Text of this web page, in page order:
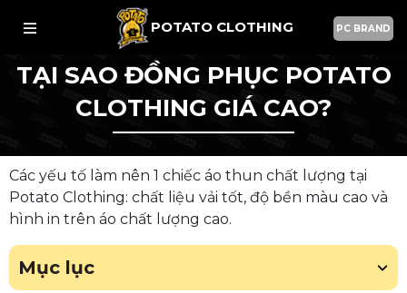
POTATO CLOTHING PC BRAND
TẠI SAO ĐỒNG PHỤC POTATO
CLOTHING GIÁ CAO?
Các yếu tố làm nên 1 chiếc áo thun chất lượng tại
Potato Clothing: chất liệu vải tốt, độ bền màu cao và
hình in trên áo chất lượng cao.
Mục lục